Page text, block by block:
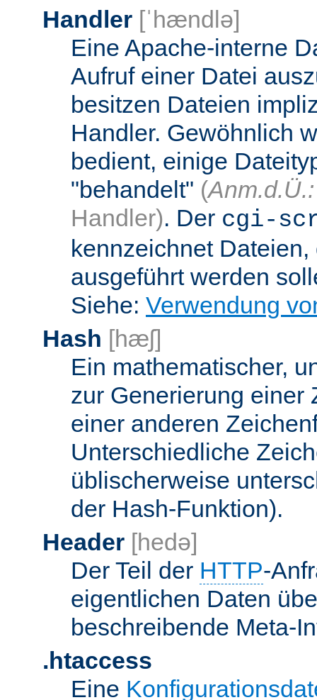
Handler [ˈhændlə]
Eine Apache-interne
Aufruf einer Datei
besitzen Dateien
Handler. Gewöhnlich
bedient, einige
"behandelt" (Anm.d.Ü.:
Handler). Der cgi-
kennzeichnet
ausgeführt werden
Siehe: Verwendung
Hash [hæʃ]
Ein mathematischer,
zur Generierung einer
einer anderen
Unterschiedliche
üblischerweise
der Hash-Funktion).
Header [hedə]
Der Teil der HTTP-
eigentlichen Daten
beschreibende Meta-
.htaccess
Eine